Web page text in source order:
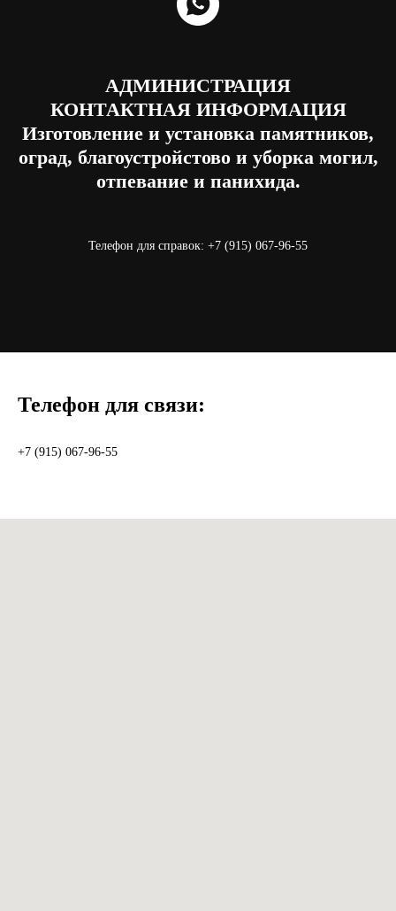
АДМИНИСТРАЦИЯ
КОНТАКТНАЯ ИНФОРМАЦИЯ
Изготовление и установка памятников,
оград, благоустройстово и уборка могил,
отпевание и панихида.
Телефон для справок: +7 (915) 067-96-55
Телефон для связи:
+7 (915) 067-96-55